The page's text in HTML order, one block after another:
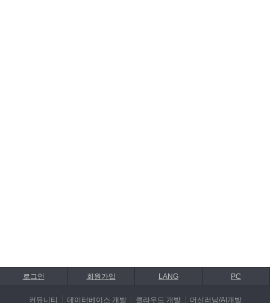
로그인 회원가입 LANG PC
커뮤니티 데이터베이스 개발 클라우드 개발 머신러닝/AI개발